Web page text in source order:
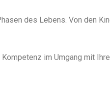
des Lebens. Von den
im Umgang mit